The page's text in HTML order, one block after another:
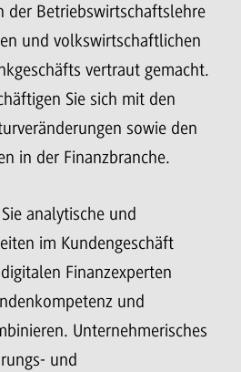
der Betriebswirtschaftslehre
und volkswirtschaftlichen
vertraut gemacht.
Sie sich mit den
sowie den
in der Finanzbranche.
analytische und
im Kundengeschäft
Finanzexperten
und
Unternehmerisches
und